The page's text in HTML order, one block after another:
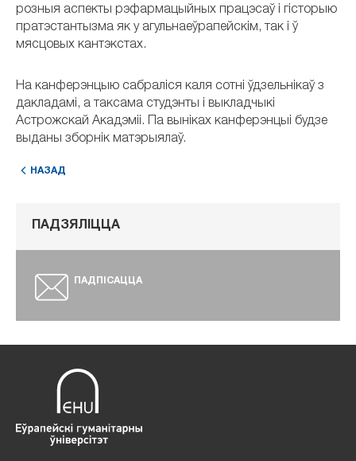
розныя аспекты рэфармацыйных працэсаў і гісторыю
пратэстантызма як у агульнаеўрапейскім, так і ў
мясцовых кантэкстах.
На канферэнцыю сабраліся каля сотні ўдзельнікаў з
дакладамі, а таксама студэнты і выкладчыкі
Астрожскай Акадэміі. Па выніках канферэнцыі будзе
выданы зборнік матэрыялаў.
НАЗАД
ПАДЗЯЛІЦЦА
ПАДПІСАЦЦА